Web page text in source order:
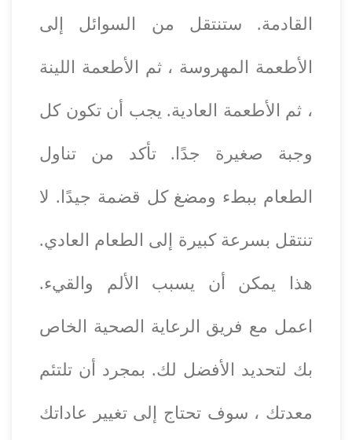
القادمة. ستنتقل من السوائل إلى
الأطعمة المهروسة ، ثم الأطعمة اللينة
، ثم الأطعمة العادية. يجب أن تكون كل
وجبة صغيرة جدًا. تأكد من تناول
الطعام ببطء ومضغ كل قضمة جيدًا. لا
تنتقل بسرعة كبيرة إلى الطعام العادي.
هذا يمكن أن يسبب الألم والقيء.
اعمل مع فريق الرعاية الصحية الخاص
بك لتحديد الأفضل لك. بمجرد أن تلتئم
معدتك ، سوف تحتاج إلى تغيير عاداتك